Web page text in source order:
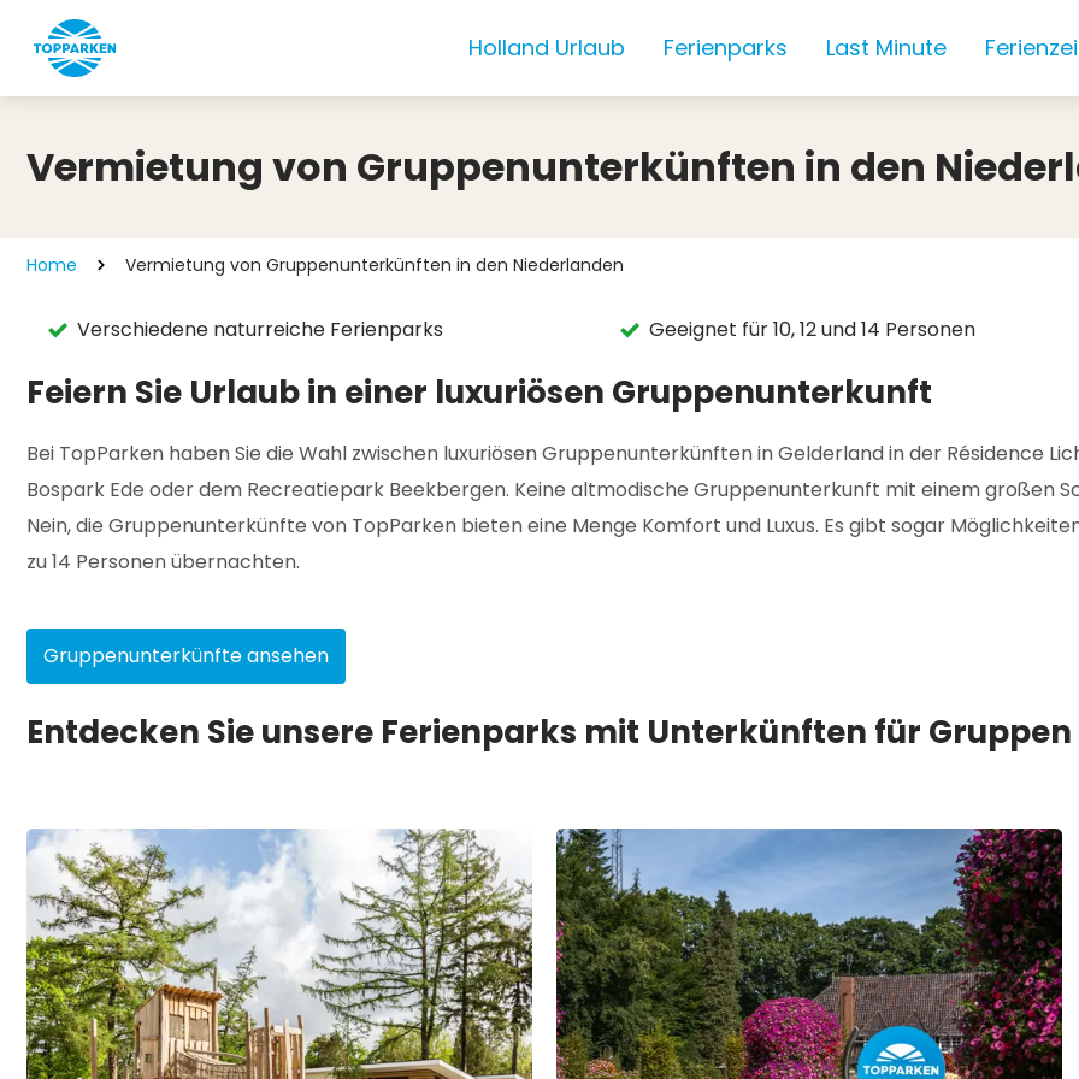
Holland Urlaub Ferienparks Last Minute
Vermietung von Gruppenunterkünften in den
Home Vermietung von Gruppenunterkünften in den Niederlanden
Verschiedene naturreiche Ferienparks Geeignet für 10, 12 und 14 Personen
Feiern Sie Urlaub in einer luxuriösen Gruppenunterkunft
Bei TopParken haben Sie die Wahl zwischen luxuriösen Gruppenunterkünften in Gelderland in der Résidence
Bospark Ede oder dem Recreatiepark Beekbergen. Keine altmodische Gruppenunterkunft mit einem großen
Nein, die Gruppenunterkünfte von TopParken bieten eine Menge Komfort und Luxus. Es gibt sogar
zu 14 Personen übernachten.
Gruppenunterkünfte ansehen
Entdecken Sie unsere Ferienparks mit Unterkünften für Gruppen